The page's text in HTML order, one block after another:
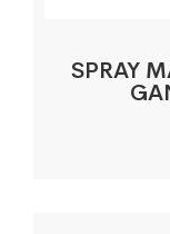
SPRAY